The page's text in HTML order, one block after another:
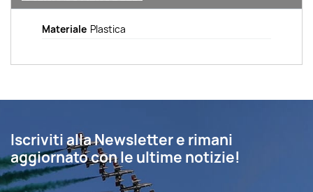
Materiale Plastica
Iscriviti alla Newsletter e rimani
aggiornato con le ultime notizie!